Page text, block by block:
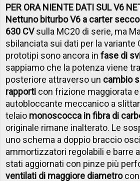
PER ORA NIENTE DATI SUL V6
Nettuno biturbo V6 a carter secco
630 CVsulla MC20 di serie, ma
sbilanciata sui dati per la variante
prototipi sono ancora infase di
sappiamo che la potenza viene
posteriore attraverso un cambio
rapporti con frizione maggiorata
autobloccante meccanico a
telaio monoscocca in fibra di
originale rimane inalterato. Le
uno schema a doppio braccio
ammortizzatori regolabili e barre
stati aggiornati con pinze più
ventilati di maggiore diametrocon